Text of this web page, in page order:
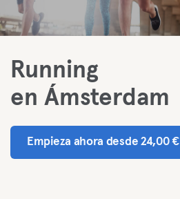
Running
en Ámsterdam
Empieza ahora desde 24,00 €